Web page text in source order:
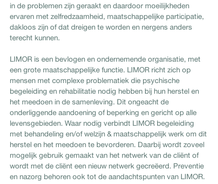
in de problemen zijn geraakt en daardoor moeilijkheden
ervaren met zelfredzaamheid, maatschappelijke participatie,
dakloos zijn of dat dreigen te worden en nergens anders
terecht kunnen.
LIMOR is een bevlogen en ondernemende organisatie, met
een grote maatschappelijke functie. LIMOR richt zich op
mensen met complexe problematiek die psychische
begeleiding en rehabilitatie nodig hebben bij hun herstel en
het meedoen in de samenleving. Dit ongeacht de
onderliggende aandoening of beperking en gericht op alle
levensgebieden. Waar nodig verbindt LIMOR begeleiding
met behandeling en/of welzijn & maatschappelijk werk om dit
herstel en het meedoen te bevorderen. Daarbij wordt zoveel
mogelijk gebruik gemaakt van het netwerk van de cliënt of
wordt met de cliënt een nieuw netwerk gecreëerd. Preventie
en nazorg behoren ook tot de aandachtspunten van LIMOR.